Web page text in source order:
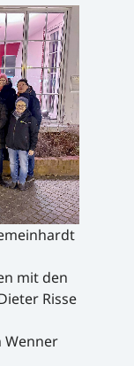
mit den
Risse
Wenner